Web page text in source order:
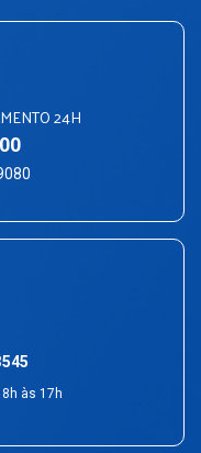
24H
às 17h